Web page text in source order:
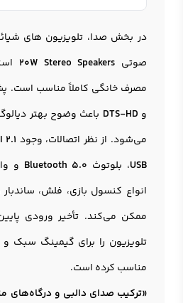
در بخش صدا، تلویزیون های
صوتی 20W Stereo Speakers
مصرف خانگی کاملاً مناسب است.
و DTS-HD باعث وضوح بهتر
می‌شود. از نظر اتصالات، وجود 2.1
USB، بلوتوث Bluetooth 5.0 و
انواع کنسول بازی، فلش،
ممکن می‌کند. تأخیر ورودی
تلویزیون را برای گیمینگ
مناسب کرده است.
«ترکیب صدای دالبی و درگاه‌های